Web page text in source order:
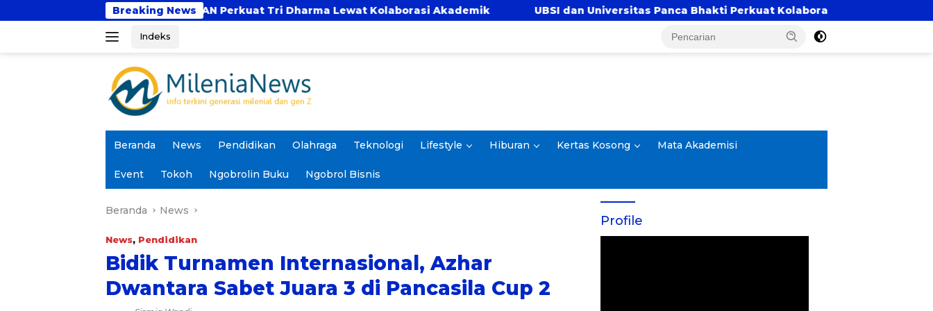
ke
Breaking News
UBSI dan UNTAN Perkuat Tri Dharma Lewat Kolaborasi Akademik UBSI dan Universitas Panca Bhakti Perkuat Kolaborasi Akademik Lewat Program PKM
Indeks
Beranda News Pendidikan Olahraga Teknologi Lifestyle Hiburan Kertas Kosong Mata Akademisi
Event Tokoh Ngobrolin Buku Ngobrol Bisnis
Beranda News
News, Pendidikan
Bidik Turnamen Internasional, Azhar
Dwantara Sabet Juara 3 di Pancasila Cup 2
Profile